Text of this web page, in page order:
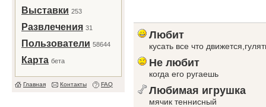
Выставки 253
Развлечения 31
Пользователи 58644
Карта бета
Главная Контакты FAQ
Любит
кусать все что
Не любит
когда его ругаешь
Любимая игрушка
мячик теннисный